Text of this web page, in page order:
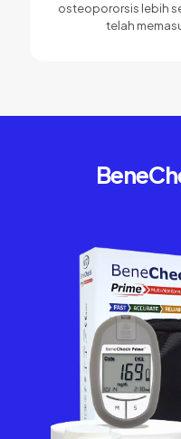
osteopororsis lebih
telah